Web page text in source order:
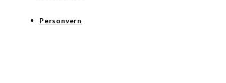
Personvern